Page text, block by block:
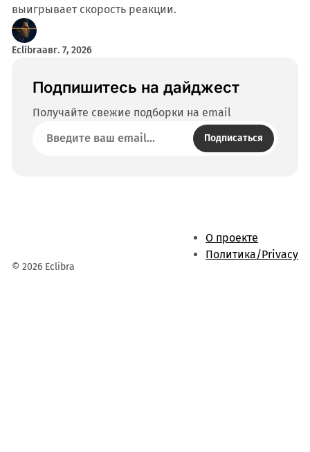
выигрывает скорость реакции.
Eclibraавг. 7, 2026
Подпишитесь на дайджест
Получайте свежие подборки на email
Подписаться
© 2026 Eclibra
О проекте
Политика/Privacy